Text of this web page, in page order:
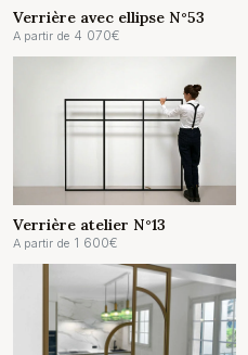
Verrière avec ellipse N°53
A partir de 4 070€
Verrière atelier N°13
A partir de 1 600€